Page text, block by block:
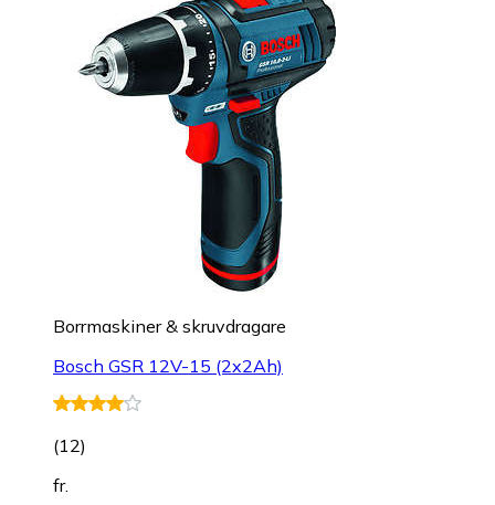
Borrmaskiner & skruvdragare
Bosch GSR 12V-15 (2x2Ah)
(12)
fr.